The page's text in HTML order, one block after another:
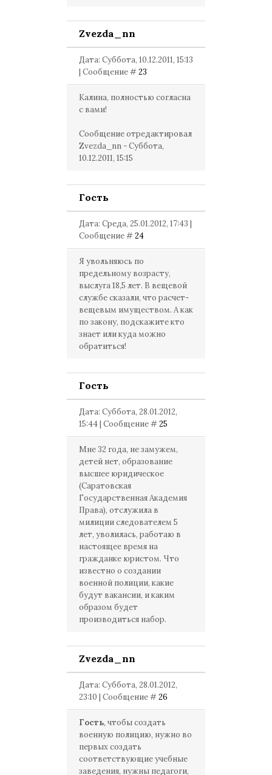
Zvezda_nn
Дата: Суббота, 10.12.2011, 15:13
| Сообщение #23
Калина, полностью согласна
с вами!
Сообщение отредактировал
Zvezda_nn -Суббота,
10.12.2011, 15:15
Гость
Дата: Среда, 25.01.2012, 17:43 |
Сообщение #24
Я увольняюсь по
предельному возрасту,
выслуга 18,5 лет. В вещевой
службе сказали, что расчет-
вещевым имуществом. А как
по закону, подскажите кто
знает или куда можно
обратиться!
Гость
Дата: Суббота, 28.01.2012,
15:44 | Сообщение #25
Мне 32 года, не замужем,
детей нет, образование
высшее юридическое
(Саратовская
Государственная Академия
Права), отслужила в
милиции следователем 5
лет, уволилась, работаю в
настоящее время на
гражданке юристом. Что
известно о создании
военной полиции, какие
будут вакансии, и каким
образом будет
производиться набор.
Zvezda_nn
Дата: Суббота, 28.01.2012,
23:10 | Сообщение #26
Гость, чтобы создать
военную полицию, нужно во
первых создать
соответствующие учебные
заведения, нужны педагоги,